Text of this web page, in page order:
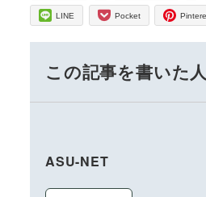
LINE Pocket
この記事を書いた人
ASU-NET